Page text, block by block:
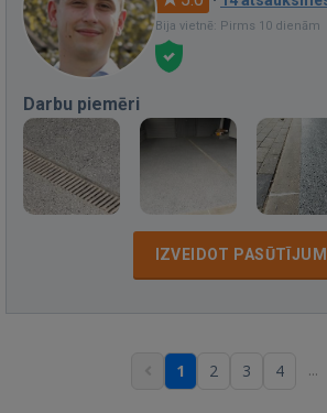
Bija vietnē: Pirms 10 dienām
Darbu piemēri
IZVEIDOT
1 2 3 4 ...